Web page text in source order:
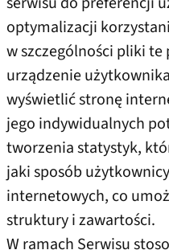
optymalizacji
w szczególności pliki
urządzenie
wyświetlić stronę
jego indywidualnych
tworzenia statystyk,
jaki sposób
internetowych, co
struktury i zawartości.
W ramach Serwisu